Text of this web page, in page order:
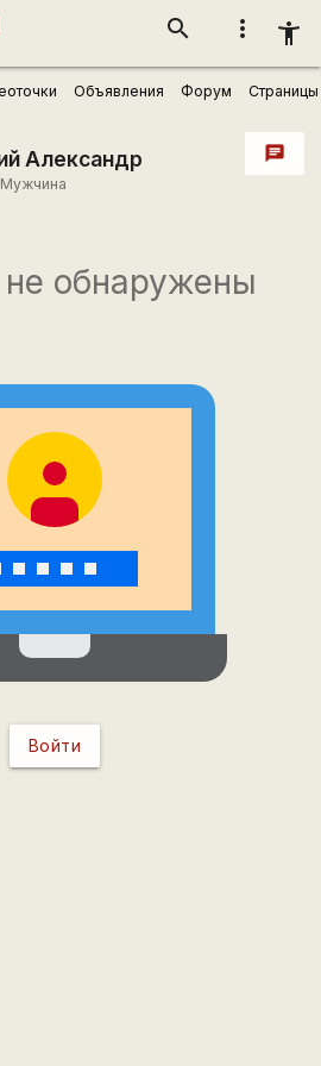
more_vert accessibility_new
search
Объявления Форум Страницы
Александр
Мужчина
chat
обнаружены
Войти